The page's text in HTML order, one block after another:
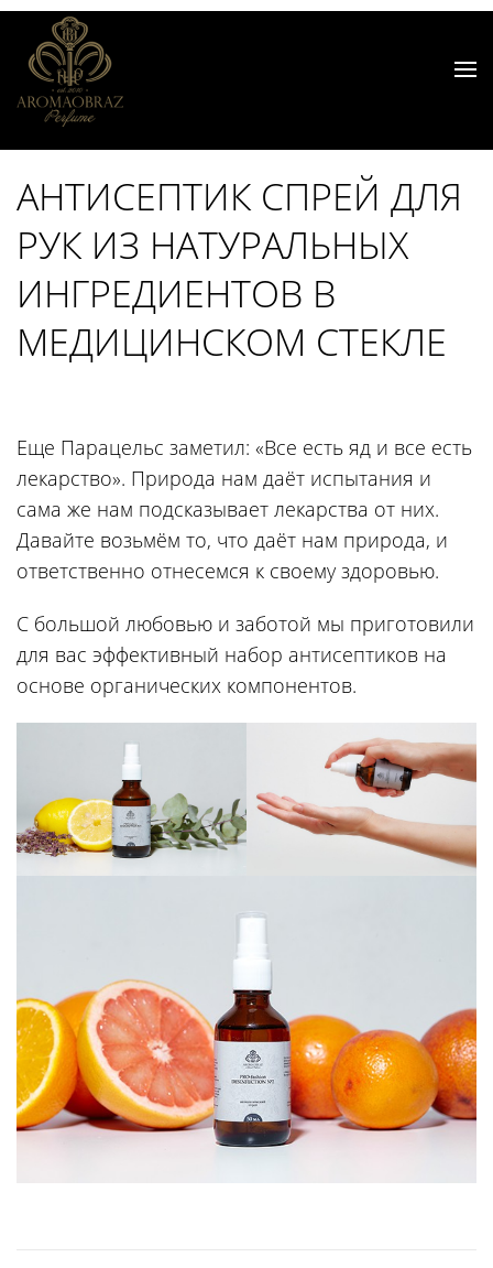
АНТИСЕПТИК СПРЕЙ ДЛЯ
РУК ИЗ НАТУРАЛЬНЫХ
ИНГРЕДИЕНТОВ В
МЕДИЦИНСКОМ СТЕКЛЕ
Еще Парацельс заметил: «Все есть яд и все есть
лекарство». Природа нам даёт испытания и
сама же нам подсказывает лекарства от них.
Давайте возьмём то, что даёт нам природа, и
ответственно отнесемся к своему здоровью.
С большой любовью и заботой мы приготовили
для вас эффективный набор антисептиков на
основе органических компонентов.